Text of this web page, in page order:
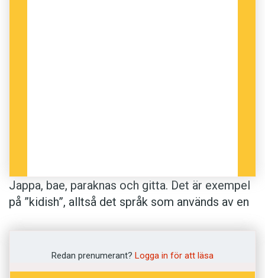
Jappa, bae, paraknas och gitta. Det är exempel
på ”kidish”, alltså det språk som används av en
föräldrarna ska få inblick i vad de unga talar om
Redan prenumerant? Logga in för att läsa